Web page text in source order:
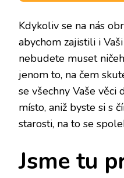
Kdykoliv se na nás
abychom zajistili i
nebudete muset
jenom to, na čem
se všechny Vaše věci
místo, aniž byste si s
starosti, na to se
Jsme tu